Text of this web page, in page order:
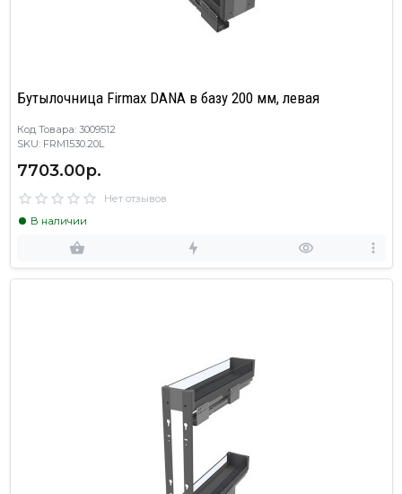
Бутылочница Firmax DANA в базу 200 мм, левая
Код Товара: 3009512
SKU: FRM1530.20L
7703.00р.
Нет отзывов
В наличии